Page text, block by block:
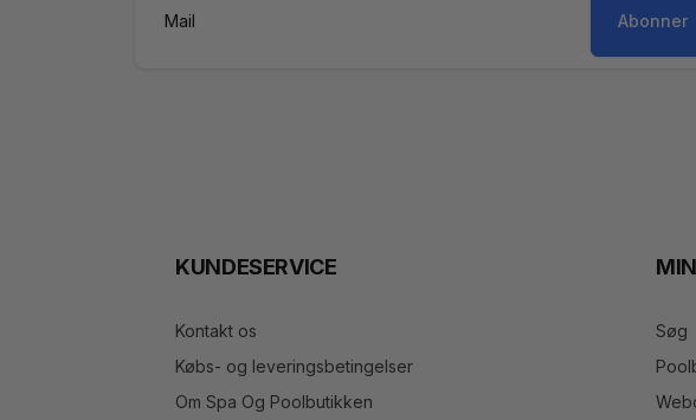
Abonner
KUNDESERVICE
Kontakt os
Købs- og leveringsbetingelser
Om Spa Og Poolbutikken
Søg